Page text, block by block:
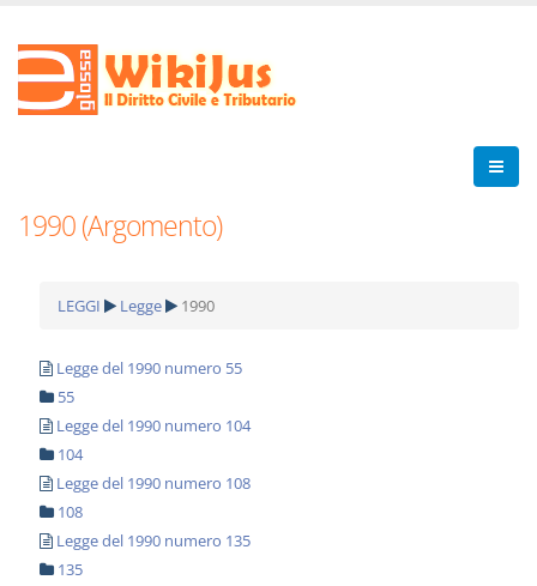
1990 (Argomento)
LEGGI Legge 1990
Legge del 1990 numero 55
55
Legge del 1990 numero 104
104
Legge del 1990 numero 108
108
Legge del 1990 numero 135
135